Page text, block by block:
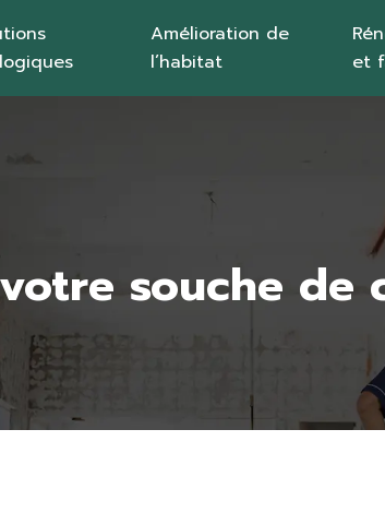
Amélioration de
l’habitat
et
souche de